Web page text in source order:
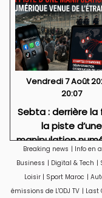
Vendredi 7 Août
20:07
Sebta : derrière la
la piste d’une
manipulation
venue de
Breaking news | Info en
Business | Digital & Tech |
Loisir | Sport Maroc |
émissions de L'ODJ TV | Last